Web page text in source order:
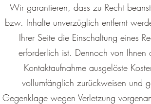
Wir garantieren, dass zu Recht
bzw. Inhalte unverzüglich entfernt
Ihrer Seite die Einschaltung eines
erforderlich ist. Dennoch von Ihnen
Kontaktaufnahme ausgelöste
vollumfänglich zurückweisen und
Gegenklage wegen Verletzung